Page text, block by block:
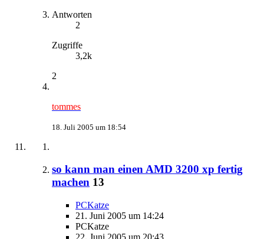
Antworten
2
Zugriffe
3,2k
2
tommes
18. Juli 2005 um 18:54
so kann man einen AMD 3200 xp fertig
machen 13
PCKatze
21. Juni 2005 um 14:24
PCKatze